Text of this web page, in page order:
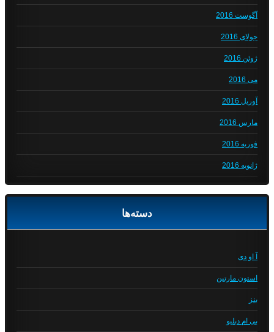
آگوست 2016
جولای 2016
ژوئن 2016
می 2016
آوریل 2016
مارس 2016
فوریه 2016
ژانویه 2016
دسته‌ها
آ او دی
استون مارتین
بنز
بی ام دبلیو